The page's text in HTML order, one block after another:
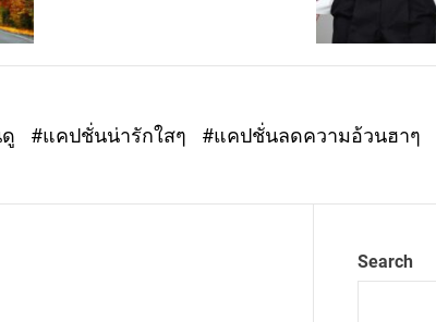
#แคปชั่นน่ารักใสๆ #แคปชั่นลดความอ้วนฮาๆ
Search